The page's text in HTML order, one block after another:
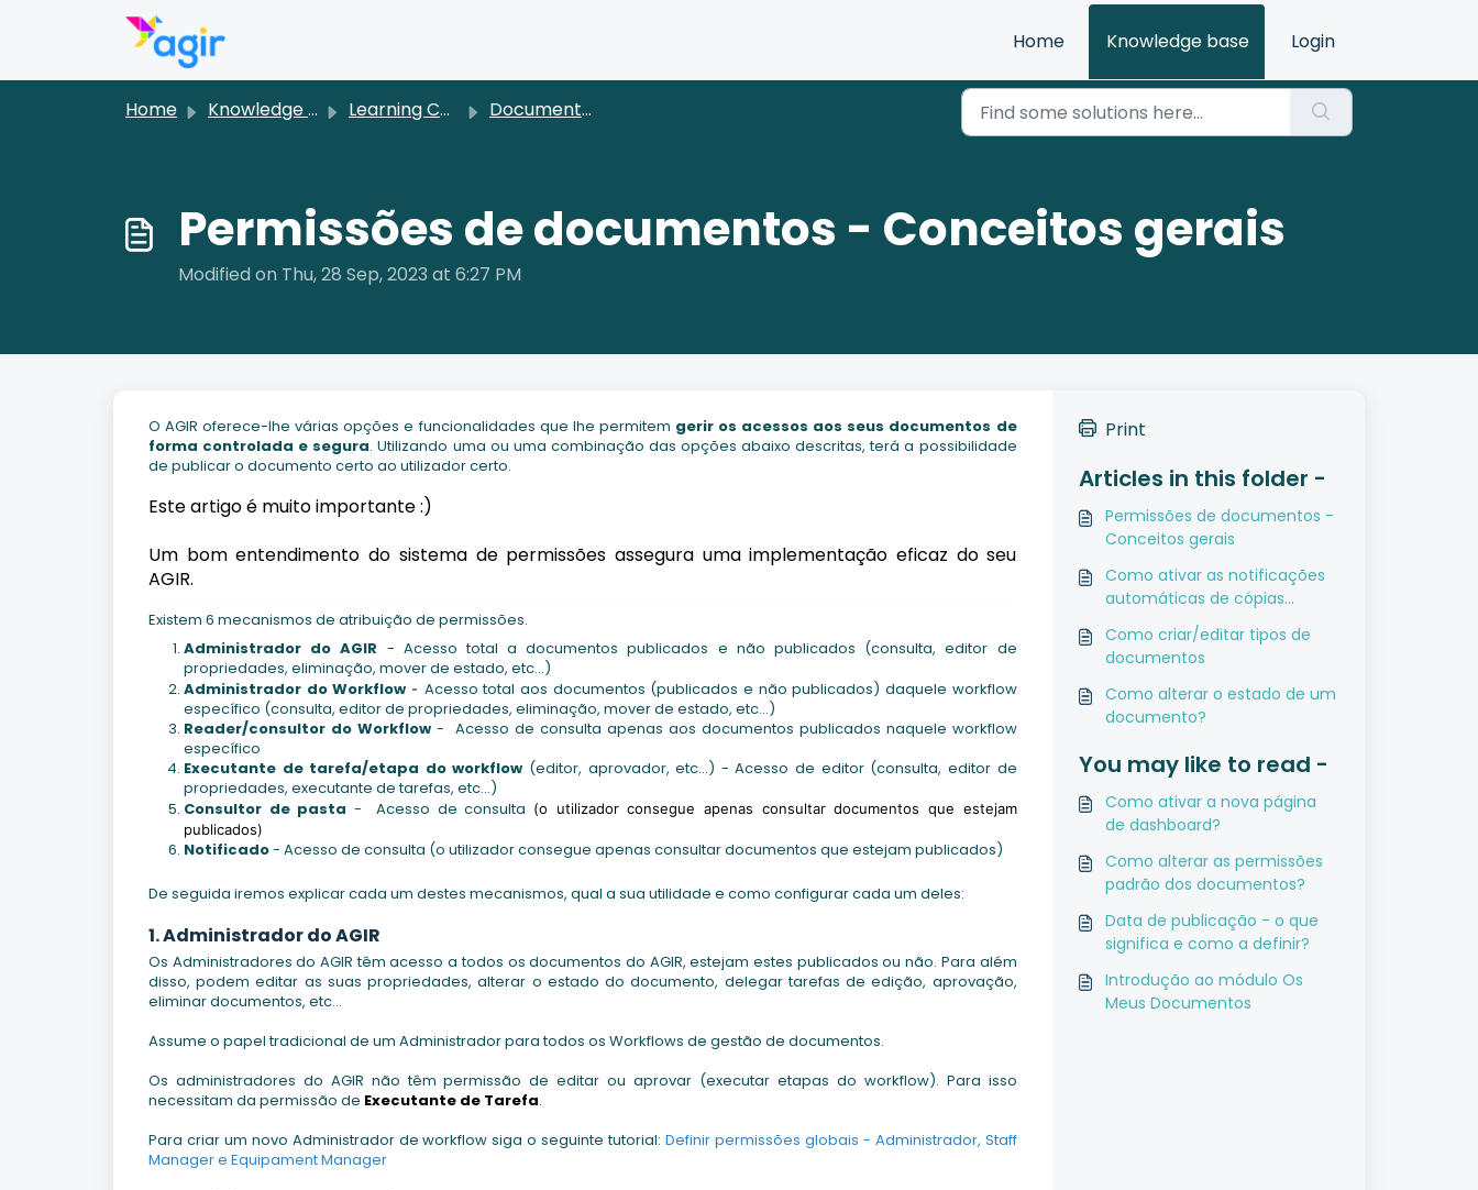
Skip to main content
Home
Knowledge base Login
Home Knowledge base Learning Center [PT] Documentos (Administradores)
Permissões de documentos - Conceitos gerais
Modified on Thu, 28 Sep, 2023 at 6:27 PM
O AGIR oferece-lhe várias opções e funcionalidades que lhe permitem gerir os acessos aos seus documentos de
forma controlada e segura. Utilizando uma ou uma combinação das opções abaixo descritas, terá a possibilidade
de publicar o documento certo ao utilizador certo.
Este artigo é muito importante :)
Um bom entendimento do sistema de permissões assegura uma implementação eficaz do seu
AGIR.
Existem 6 mecanismos de atribuição de permissões.
Administrador do AGIR - Acesso total a documentos publicados e não publicados (consulta, editor de
propriedades, eliminação, mover de estado, etc...)
Administrador do Workflow - Acesso total aos documentos (publicados e não publicados) daquele workflow
específico (consulta, editor de propriedades, eliminação, mover de estado, etc...)
Reader/consultor do Workflow- Acesso de consulta apenas aos documentos publicados naquele workflow
específico
Executante de tarefa/etapa do workflow (editor, aprovador, etc...) - Acesso de editor (consulta, editor de
propriedades, executante de tarefas, etc...)
Consultor de pasta - Acesso de consulta (o utilizador consegue apenas consultar documentos que estejam
publicados)
Notificado- Acesso de consulta (o utilizador consegue apenas consultar documentos que estejam publicados)
De seguida iremos explicar cada um destes mecanismos, qual a sua utilidade e como configurar cada um deles:
1. Administrador do AGIR
Os Administradores do AGIR têm acesso a todos os documentos do AGIR, estejam estes publicados ou não. Para além
disso, podem editar as suas propriedades, alterar o estado do documento, delegar tarefas de edição, aprovação,
eliminar documentos, etc...
Assume o papel tradicional de um Administrador para todos os Workflows de gestão de documentos.
Os administradores do AGIR não têm permissão de editar ou aprovar (executar etapas do workflow). Para isso
necessitam da permissão de Executante de Tarefa.
Para criar um novo Administrador de workflow siga o seguinte tutorial: Definir permissões globais - Administrador, Staff
Manager e Equipament Manager
Print
Articles in this folder -
Permissões de documentos -
Conceitos gerais
Como ativar as notificações
automáticas de cópias
controladas?
Como criar/editar tipos de
documentos
Como alterar o estado de um
documento?
You may like to read -
Como ativar a nova página
de dashboard?
Como alterar as permissões
padrão dos documentos?
Data de publicação - o que
significa e como a definir?
Introdução ao módulo Os
Meus Documentos